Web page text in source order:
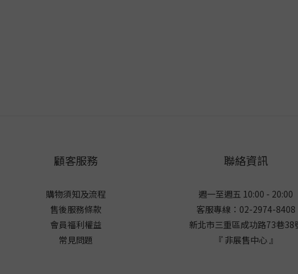
顧客服務
購物須知及流程
售後服務條款
會員福利權益
常見問題
聯絡資訊
週一至週五 10:00 - 20:00
客服專線：02-2974-8408
新北市三重區成功路73巷38
『 非展售中心 』